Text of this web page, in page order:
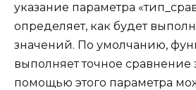
указание параметра
определяет, как будет
значений. По умолчанию,
выполняет точное сравнение
помощью этого параметра